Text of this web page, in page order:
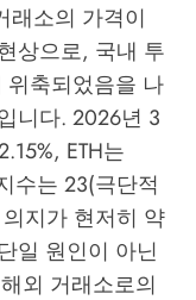
래소의 가격이
상으로, 국내 투
축되었음을 나
니다. 2026년 3
ETH는
수는 23(극단적
지가 현저히 약
일 원인이 아닌
외 거래소로의